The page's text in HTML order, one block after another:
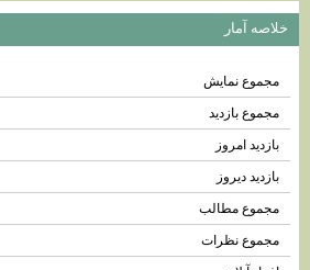
خلاصه آمار
مجموع نمایش‌
مجموع بازدید
بازدید امروز
بازدید دیروز
مجموع مطالب
مجموع نظرات